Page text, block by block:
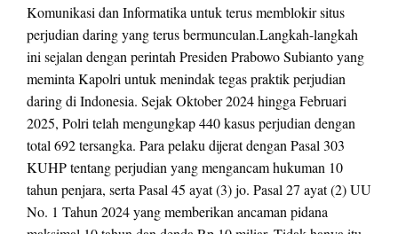
Komunikasi dan Informatika untuk terus memblokir situs
perjudian daring yang terus bermunculan.Langkah-langkah
ini sejalan dengan perintah Presiden Prabowo Subianto yang
meminta Kapolri untuk menindak tegas praktik perjudian
daring di Indonesia. Sejak Oktober 2024 hingga Februari
2025, Polri telah mengungkap 440 kasus perjudian dengan
total 692 tersangka. Para pelaku dijerat dengan Pasal 303
KUHP tentang perjudian yang mengancam hukuman 10
tahun penjara, serta Pasal 45 ayat (3) jo. Pasal 27 ayat (2) UU
No. 1 Tahun 2024 yang memberikan ancaman pidana